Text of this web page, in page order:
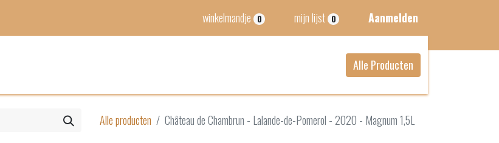
winkelmandje 0 mijn lijst 0 Aanmelden
Alle Producten
Alle producten Château de Chambrun - Lalande-de-Pomerol - 2020 - Magnum 1,5L